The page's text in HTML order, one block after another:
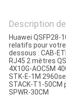
Description
Huawei
relatifs pour
dessous : CAB-
RJ45 2 mètres
4X10G-AOC5M
STK-E-1M
STACK-T1-50CM
SPWR-30CM